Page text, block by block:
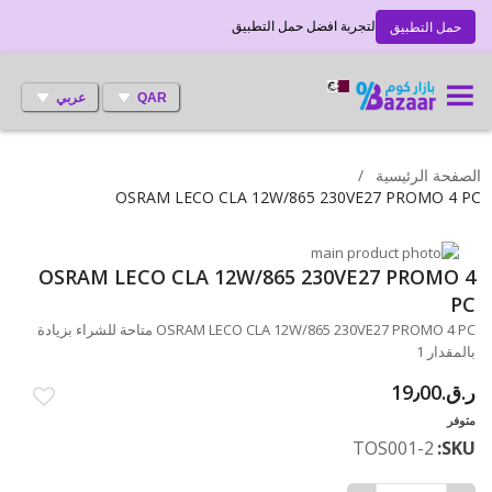
حمل التطبيق لتجربة افضل حمل التطبيق
QAR عربي
الصفحة الرئيسية
OSRAM LECO CLA 12W/865 230VE27 PROMO 4 PC
انتقل
إلى
النهاية
معرض
الصور
تخطي
إلى
بداية
معرض
الصور
OSRAM LECO CLA 12W/865 230VE27 PROMO 4
PC
OSRAM LECO CLA 12W/865 230VE27 PROMO 4 PC متاحة للشراء بزيادة
بالمقدار 1
ر.ق.‏19٫00
متوفر
SKU
TOS001-2